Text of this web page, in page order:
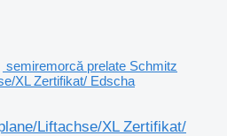
semiremorcă prelate Schmitz
XL Zertifikat/ Edscha
Liftachse/XL Zertifikat/